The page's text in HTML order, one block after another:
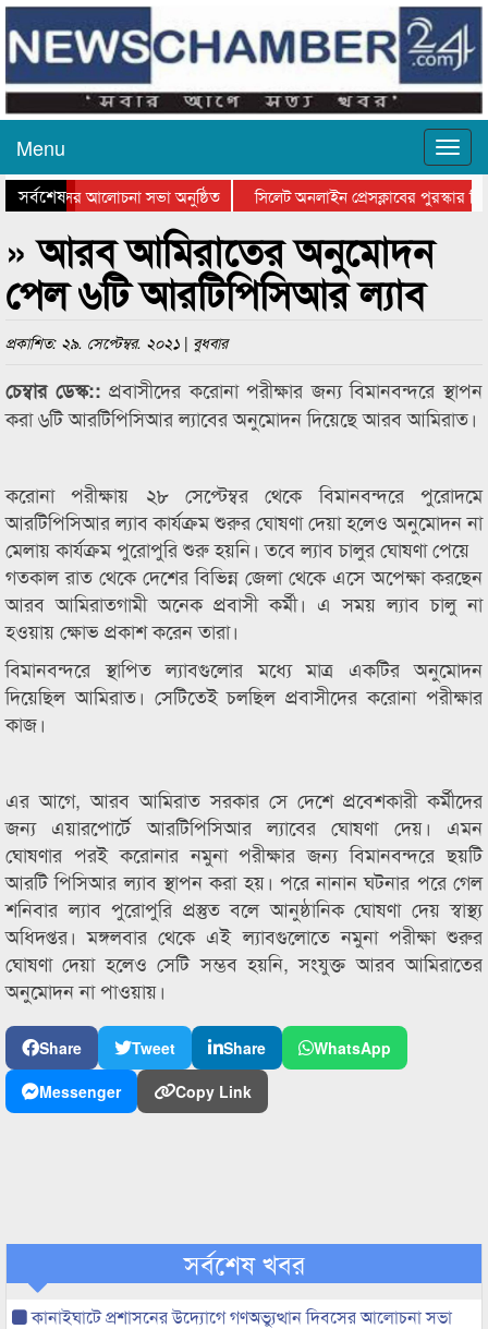
Menu
সর্বশেষ
দিবসের আলোচনা সভা অনুষ্ঠিত
সিলেট অনলাইন প্রেসক্লাবের পুরস্কার
সভা ও সম্মাননা প্রদান
» আরব আমিরাতের অনুমোদন
পেল ৬টি আরটিপিসিআর ল্যাব
প্রকাশিত: ২৯. সেপ্টেম্বর. ২০২১ | বুধবার
চেম্বার ডেস্ক::প্রবাসীদের করোনা পরীক্ষার জন্য বিমানবন্দরে স্থাপন
করা ৬টি আরটিপিসিআর ল্যাবের অনুমোদন দিয়েছে আরব আমিরাত।
করোনা পরীক্ষায় ২৮ সেপ্টেম্বর থেকে বিমানবন্দরে পুরোদমে
আরটিপিসিআর ল্যাব কার্যক্রম শুরুর ঘোষণা দেয়া হলেও অনুমোদন না
মেলায় কার্যক্রম পুরোপুরি শুরু হয়নি। তবে ল্যাব চালুর ঘোষণা পেয়ে
গতকাল রাত থেকে দেশের বিভিন্ন জেলা থেকে এসে অপেক্ষা করছেন
আরব আমিরাতগামী অনেক প্রবাসী কর্মী। এ সময় ল্যাব চালু না
হওয়ায় ক্ষোভ প্রকাশ করেন তারা।
বিমানবন্দরে স্থাপিত ল্যাবগুলোর মধ্যে মাত্র একটির অনুমোদন
দিয়েছিল আমিরাত। সেটিতেই চলছিল প্রবাসীদের করোনা পরীক্ষার
কাজ।
এর আগে, আরব আমিরাত সরকার সে দেশে প্রবেশকারী কর্মীদের
জন্য এয়ারপোর্টে আরটিপিসিআর ল্যাবের ঘোষণা দেয়। এমন
ঘোষণার পরই করোনার নমুনা পরীক্ষার জন্য বিমানবন্দরে ছয়টি
আরটি পিসিআর ল্যাব স্থাপন করা হয়। পরে নানান ঘটনার পরে গেল
শনিবার ল্যাব পুরোপুরি প্রস্তুত বলে আনুষ্ঠানিক ঘোষণা দেয় স্বাস্থ্য
অধিদপ্তর। মঙ্গলবার থেকে এই ল্যাবগুলোতে নমুনা পরীক্ষা শুরুর
ঘোষণা দেয়া হলেও সেটি সম্ভব হয়নি, সংযুক্ত আরব আমিরাতের
অনুমোদন না পাওয়ায়।
Share Tweet Share
WhatsApp
Messenger
Copy Link
সর্বশেষ খবর
কানাইঘাটে প্রশাসনের উদ্যোগে গণঅভ্যুত্থান দিবসের আলোচনা সভা